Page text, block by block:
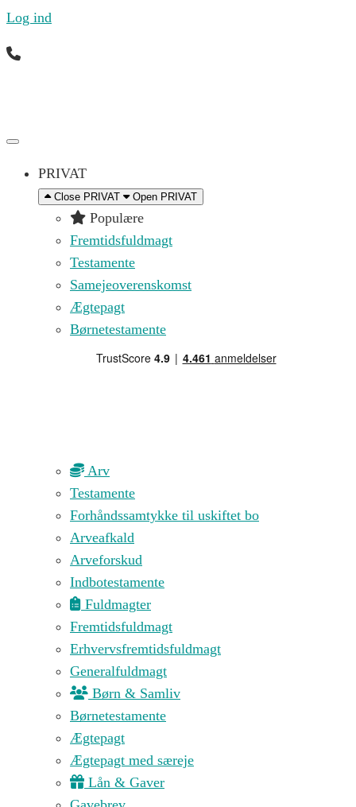
Log ind
PRIVAT
Close PRIVAT Open PRIVAT
Populære
Fremtidsfuldmagt
Testamente
Samejeoverenskomst
Ægtepagt
Børnetestamente
Arv
Testamente
Forhåndssamtykke til uskiftet bo
Arveafkald
Arveforskud
Indbotestamente
Fuldmagter
Fremtidsfuldmagt
Erhvervsfremtidsfuldmagt
Generalfuldmagt
Børn & Samliv
Børnetestamente
Ægtepagt
Ægtepagt med særeje
Lån & Gaver